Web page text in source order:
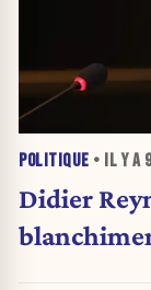
POLITIQUE • IL Y A
Didier